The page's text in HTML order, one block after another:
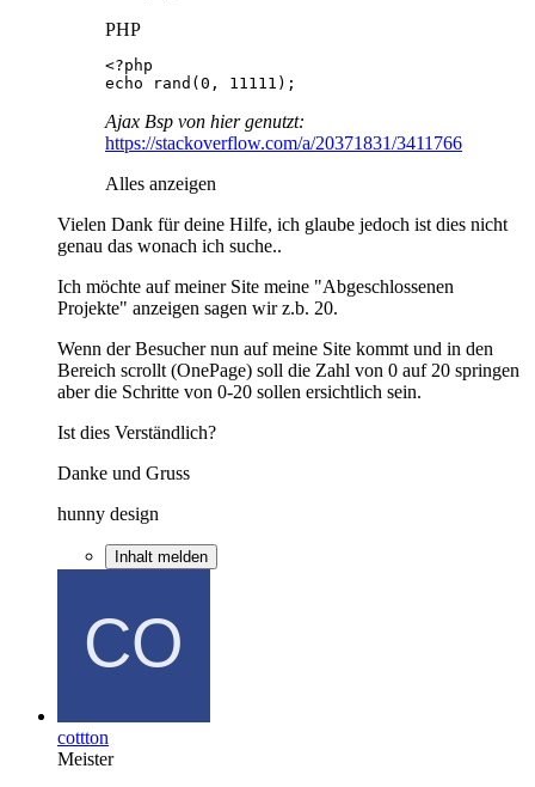
PHP
echo rand(0, 11111);
Ajax Bsp von hier genutzt:
https://stackoverflow.com/a/20371831/3411766
Alles anzeigen
Vielen Dank für deine Hilfe, ich glaube jedoch ist dies nicht
genau das wonach ich suche..
Ich möchte auf meiner Site meine "Abgeschlossenen
Projekte" anzeigen sagen wir z.b. 20.
Wenn der Besucher nun auf meine Site kommt und in den
Bereich scrollt (OnePage) soll die Zahl von 0 auf 20 springen
aber die Schritte von 0-20 sollen ersichtlich sein.
Ist dies Verständlich?
Danke und Gruss
hunny design
Inhalt melden
cottton
Meister